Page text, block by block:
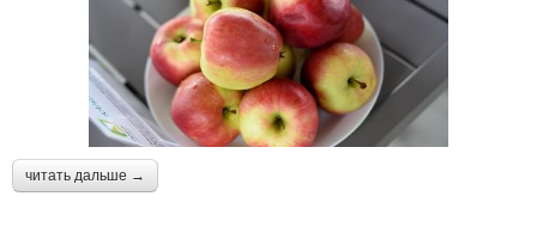
читать дальше →